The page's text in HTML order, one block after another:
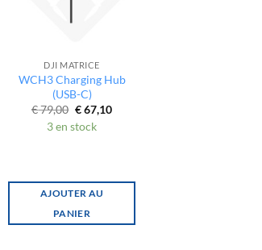
DJI MATRICE
WCH3 Charging Hub
(USB-C)
€79,00 Le
prix
initial
€67,10Le
3 en stock
AJOUTER AU
PANIER